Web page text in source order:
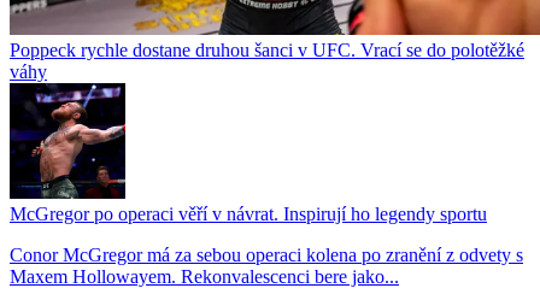
Poppeck rychle dostane druhou šanci v UFC. Vrací se do polotěžké
váhy
McGregor po operaci věří v návrat. Inspirují ho legendy sportu
Conor McGregor má za sebou operaci kolena po zranění z odvety s
Maxem Hollowayem. Rekonvalescenci bere jako...